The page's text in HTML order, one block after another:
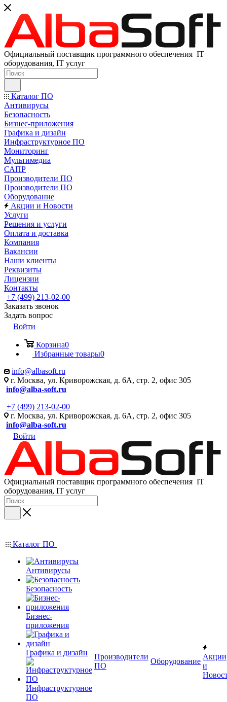
Официальный поставщик программного обеспечения IT
оборудования, IT услуг
Каталог ПО
Антивирусы
Безопасность
Бизнес-приложения
Графика и дизайн
Инфраструктурное ПО
Мониторинг
Мультимедиа
САПР
Производители ПО
Производители ПО
Оборудование
Акции и Новости
Услуги
Решения и услуги
Оплата и доставка
Компания
Вакансии
Наши клиенты
Реквизиты
Лицензии
Контакты
+7 (499) 213-02-00
Заказать звонок
Задать вопрос
Войти
Корзина0
Избранные товары0
info@albasoft.ru
г. Москва, ул. Криворожская, д. 6А, стр. 2, офис 305
info@alba-soft.ru
+7 (499) 213-02-00
г. Москва, ул. Криворожская, д. 6А, стр. 2, офис 305
info@alba-soft.ru
Войти
Официальный поставщик программного обеспечения IT
оборудования, IT услуг
Каталог ПО
Антивирусы
Безопасность
Бизнес-
приложения
Графика и дизайн
Инфраструктурное
ПО
Производители
ПО
Оборудование
Акции
и